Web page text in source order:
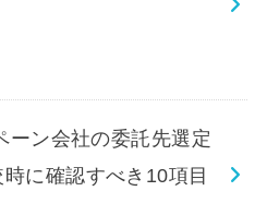
ーン会社の委託先選定
に確認すべき10項目